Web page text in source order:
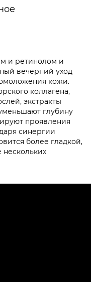
и ретинолом и
вечерний уход
кожи.
коллагена,
экстракты
глубину
проявления
синергии
более гладкой,